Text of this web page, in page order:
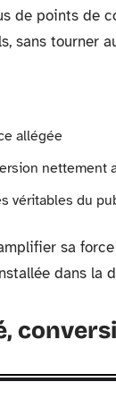
de points de
sans tourner
allégée
nettement
véritables du
sa
dans la